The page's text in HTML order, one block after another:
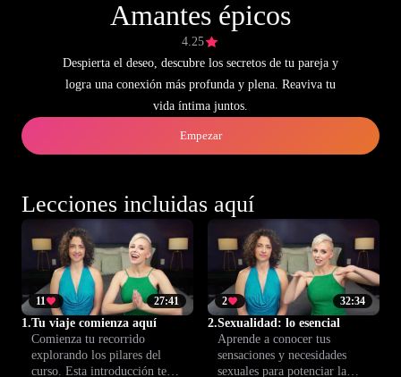
Amantes épicos
4.25
Despierta el deseo, descubre los secretos de tu pareja y
logra una conexión más profunda y plena. Reaviva tu
vida íntima juntos.
Empezar
Lecciones incluidas aquí
27:41
11
1.Tu viaje comienza aquí
Comienza tu recorrido
explorando los pilares del
curso. Esta introducción te
32:34
2
2.Sexualidad: lo esencial
Aprende a conocer tus
sensaciones y necesidades
sexuales para potenciar la